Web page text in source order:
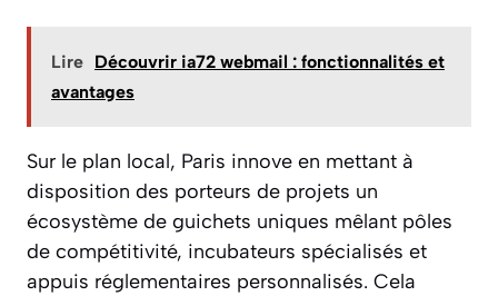
Lire Découvrir ia72 webmail : fonctionnalités et
avantages
Sur le plan local, Paris innove en mettant à
disposition des porteurs de projets un
écosystème de guichets uniques mêlant pôles
de compétitivité, incubateurs spécialisés et
appuis réglementaires personnalisés. Cela